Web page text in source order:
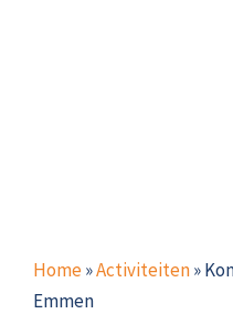
Home»Activiteiten»
Emmen